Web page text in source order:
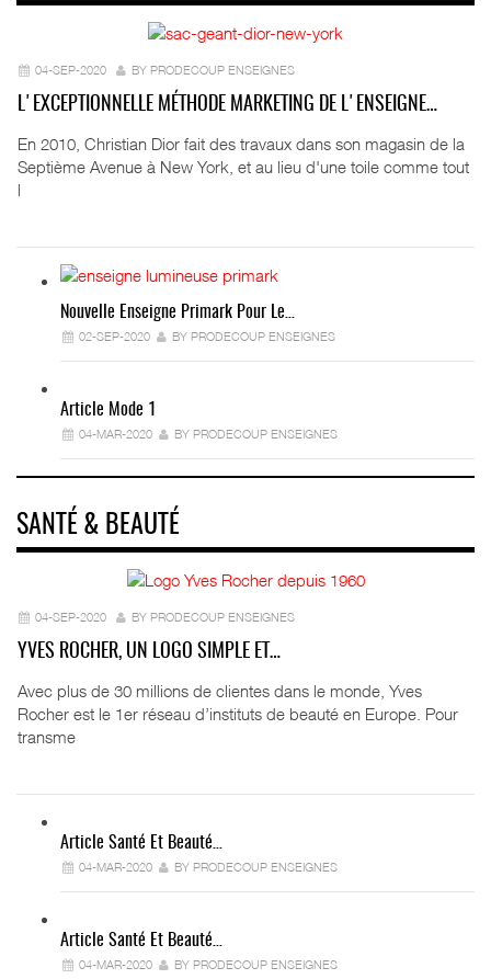
04-SEP-2020 BY PRODECOUP ENSEIGNES
L'EXCEPTIONNELLE MÉTHODE MARKETING DE L'ENSEIGNE…
En 2010, Christian Dior fait des travaux dans son magasin de la
Septième Avenue à New York, et au lieu d'une toile comme tout
l
Nouvelle Enseigne Primark Pour Le…
02-SEP-2020 BY PRODECOUP ENSEIGNES
Article Mode 1
04-MAR-2020 BY PRODECOUP ENSEIGNES
SANTÉ & BEAUTÉ
04-SEP-2020 BY PRODECOUP ENSEIGNES
YVES ROCHER, UN LOGO SIMPLE ET…
Avec plus de 30 millions de clientes dans le monde, Yves
Rocher est le 1er réseau d’instituts de beauté en Europe. Pour
transme
Article Santé Et Beauté…
04-MAR-2020 BY PRODECOUP ENSEIGNES
Article Santé Et Beauté…
04-MAR-2020 BY PRODECOUP ENSEIGNES